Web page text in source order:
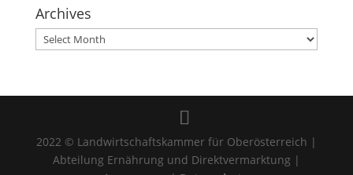
Archives
Archives
2022 © Landwirtschaftskammer für Oberösterreich |
Abteilung Ernährung und Direktvermarktung |